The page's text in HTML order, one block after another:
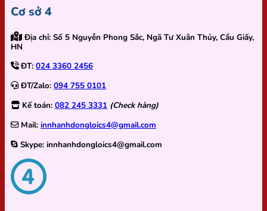
Cơ sở 4
Địa chỉ: Số 5 Nguyễn Phong Sắc, Ngã Tư Xuân Thủy, Cầu Giấy,
HN
ĐT: 024 3360 2456
ĐT/Zalo: 094 755 0101
Kế toán: 082 245 3331 (Check hàng)
Mail: innhanhdongloics4@gmail.com
Skype: innhanhdongloics4@gmail.com